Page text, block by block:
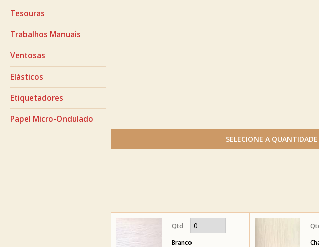
Tesouras
Trabalhos Manuais
Ventosas
Elásticos
Etiquetadores
Papel Micro-Ondulado
Branco